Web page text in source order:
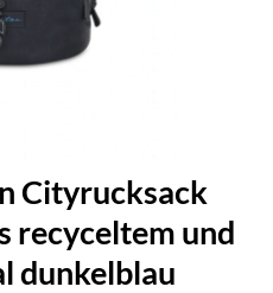
Cityrucksack
recyceltem und
dunkelblau